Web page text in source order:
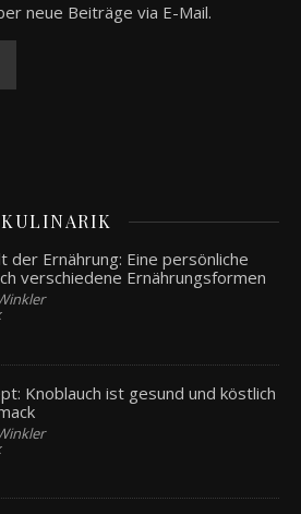
neue Beiträge via E-Mail.
KULINARIK
der Ernährung: Eine persönliche
verschiedene Ernährungsformen
Knoblauch ist gesund und köstlich